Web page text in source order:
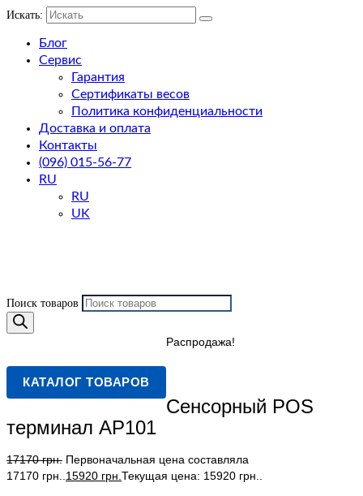
Искать:
Блог
Сервис
Гарантия
Сертификаты весов
Политика конфиденциальности
Доставка и оплата
Контакты
(096) 015-56-77
RU
RU
UK
Поиск товаров
КАТАЛОГ ТОВАРОВ
Распродажа!
Сенсорный POS
терминал AP101
17170грн. Первоначальная цена составляла
17170 грн.. 15920 грн. Текущая цена: 15920 грн..